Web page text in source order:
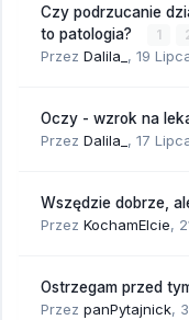
Czy podrzucanie
to patologia?
1
Przez Dalila_ , 19
Oczy - wzrok na
Przez Dalila_ , 17
Wszędzie dobrze,
Przez KochamElcie,
Ostrzegam przed
Przez panPytajnick,